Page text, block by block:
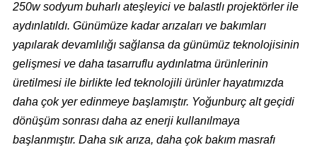
250w sodyum buharlı ateşleyici ve balastlı projektörler ile
aydınlatıldı. Günümüze kadar arızaları ve bakımları
yapılarak devamlılığı sağlansa da günümüz teknolojisinin
gelişmesi ve daha tasarruflu aydınlatma ürünlerinin
üretilmesi ile birlikte led teknolojili ürünler hayatımızda
daha çok yer edinmeye başlamıştır. Yoğunburç alt geçidi
dönüşüm sonrası daha az enerji kullanılmaya
başlanmıştır. Daha sık arıza, daha çok bakım masrafı